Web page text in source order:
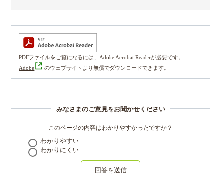
PDFファイルをご覧になるには、Adobe Acrobat Readerが必要です。
Adobe
のウェブサイトより無償でダウンロードできます。
みなさまのご意見をお聞かせください
このページの内容はわかりやすかったですか？
わかりやすい
わかりにくい
回答を送信